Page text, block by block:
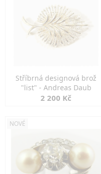
Stříbrná designová brož
"list" - Andreas Daub
2 200 Kč
NOVÉ